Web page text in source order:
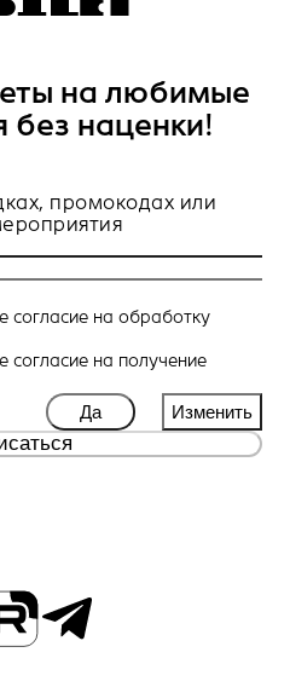
на любимые
без наценки!
промокодах или
согласие на обработку
согласие на получение
Да Изменить